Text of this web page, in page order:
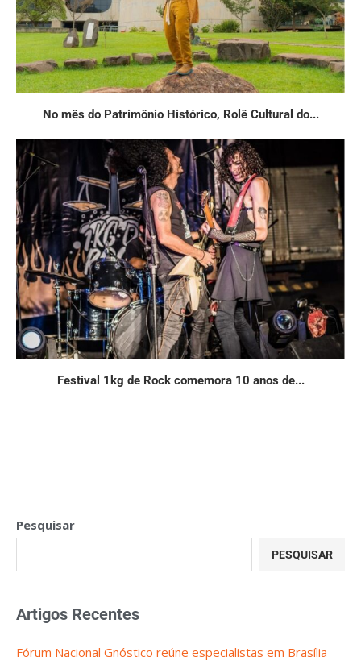
No mês do Patrimônio Histórico, Rolê Cultural do...
Festival 1kg de Rock comemora 10 anos de...
Pesquisar
PESQUISAR
Artigos Recentes
Fórum Nacional Gnóstico reúne especialistas em Brasília